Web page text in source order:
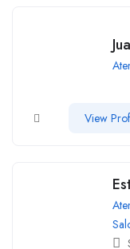
View